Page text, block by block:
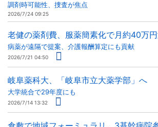
調剤時可能性、捜査が焦点
2026/7/24 09:25
老健の薬剤費、服薬簡素化で月約40万
病薬が遠隔で提案、介護報酬算定にも貢献
2026/7/21 04:50
岐阜薬科大、「岐阜市立大薬学部」へ
大学統合で29年度にも
2026/7/14 13:32